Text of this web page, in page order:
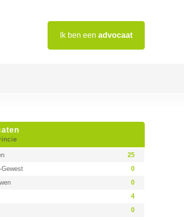
Ik ben een advocaat
25
Gewest
0
0
4
0